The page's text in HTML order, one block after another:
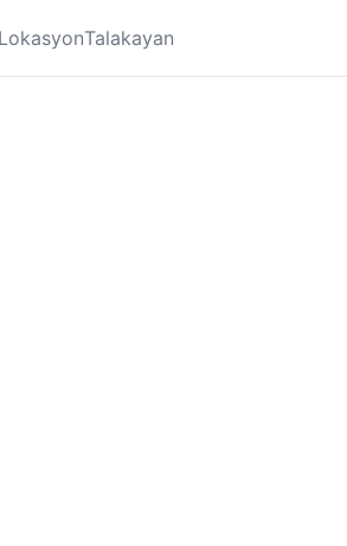
LokasyonTalakayan